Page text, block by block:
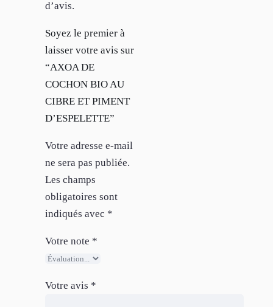
d’avis.
Soyez le premier à
laisser votre avis sur
“AXOA DE
COCHON BIO AU
CIBRE ET PIMENT
D’ESPELETTE”
Votre adresse e-mail
ne sera pas publiée.
Les champs
obligatoires sont
indiqués avec *
Votre note *
Votre avis *